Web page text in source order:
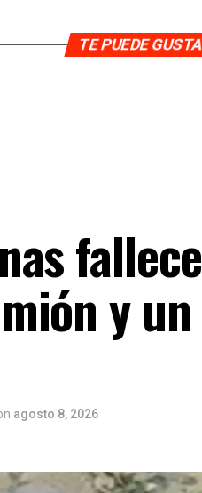
TE PUEDE
y
agosto 8, 2026